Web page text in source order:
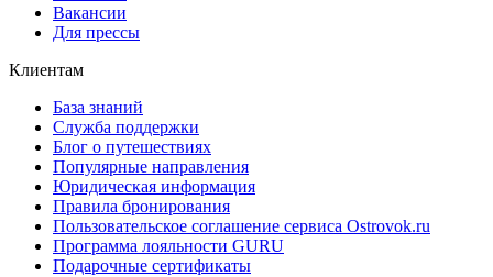
Вакансии
Для прессы
Клиентам
База знаний
Служба поддержки
Блог о путешествиях
Популярные направления
Юридическая информация
Правила бронирования
Пользовательское соглашение сервиса Ostrovok.ru
Программа лояльности GURU
Подарочные сертификаты